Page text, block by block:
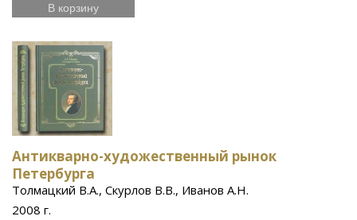
В корзину
Антикварно-художественный рынок
Петербурга
Толмацкий В.А., Скурлов В.В., Иванов А.Н.
2008 г.